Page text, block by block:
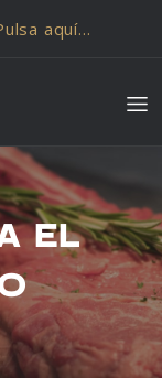
aquí…
EL